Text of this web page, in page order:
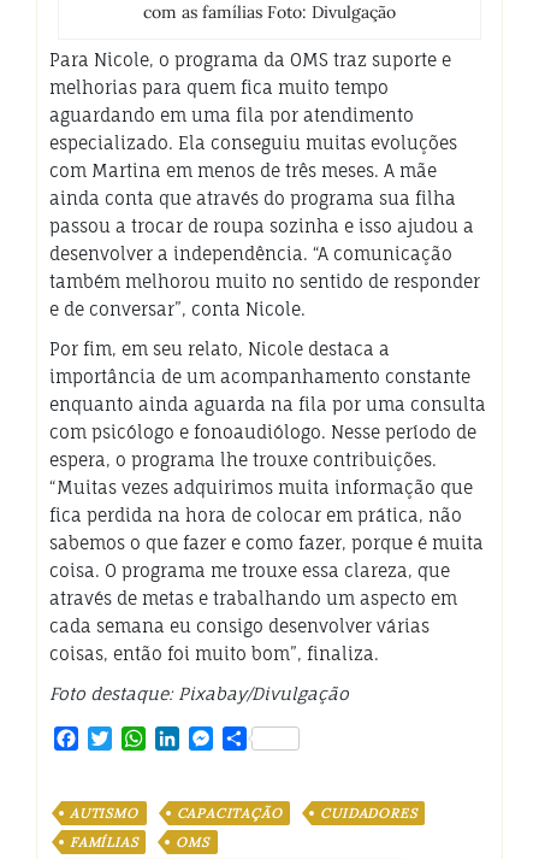
com as famílias Foto: Divulgação
Para Nicole, o programa da OMS traz suporte e
melhorias para quem fica muito tempo
aguardando em uma fila por atendimento
especializado. Ela conseguiu muitas evoluções
com Martina em menos de três meses. A mãe
ainda conta que através do programa sua filha
passou a trocar de roupa sozinha e isso ajudou a
desenvolver a independência. “A comunicação
também melhorou muito no sentido de responder
e de conversar”, conta Nicole.
Por fim, em seu relato, Nicole destaca a
importância de um acompanhamento constante
enquanto ainda aguarda na fila por uma consulta
com psicólogo e fonoaudiólogo. Nesse período de
espera, o programa lhe trouxe contribuições.
“Muitas vezes adquirimos muita informação que
fica perdida na hora de colocar em prática, não
sabemos o que fazer e como fazer, porque é muita
coisa. O programa me trouxe essa clareza, que
através de metas e trabalhando um aspecto em
cada semana eu consigo desenvolver várias
coisas, então foi muito bom”, finaliza.
Foto destaque: Pixabay/Divulgação
Facebook
TwitterWhatsApp
LinkedInMessenger
Share
AUTISMO CAPACITAÇÃO
CUIDADORES
FAMÍLIAS
OMS